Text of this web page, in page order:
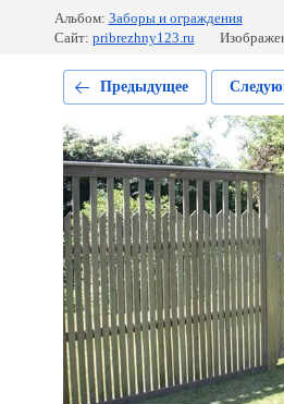
Альбом: Заборы и ограждения
Сайт: pribrezhny123.ru
Предыдущее